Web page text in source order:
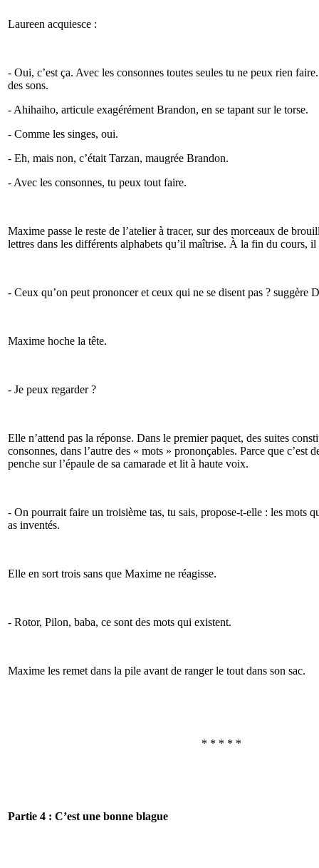
Laureen acquiesce :
- Oui, c’est ça. Avec les consonnes toutes seules tu ne peux rien
des sons.
- Ahihaiho, articule exagérément Brandon, en se tapant sur le torse.
- Comme les singes, oui.
- Eh, mais non, c’était Tarzan, maugrée Brandon.
- Avec les consonnes, tu peux tout faire.
Maxime passe le reste de l’atelier à tracer, sur des morceaux de
lettres dans les différents alphabets qu’il maîtrise. À la fin du cours,
- Ceux qu’on peut prononcer et ceux qui ne se disent pas ? suggère
Maxime hoche la tête.
- Je peux regarder ?
Elle n’attend pas la réponse. Dans le premier paquet, des suites
consonnes, dans l’autre des « mots » prononçables. Parce que c’est
penche sur l’épaule de sa camarade et lit à haute voix.
- On pourrait faire un troisième tas, tu sais, propose-t-elle : les mots
as inventés.
Elle en sort trois sans que Maxime ne réagisse.
- Rotor, Pilon, baba, ce sont des mots qui existent.
Maxime les remet dans la pile avant de ranger le tout dans son sac.
* * * * *
Partie 4 : C’est une bonne blague